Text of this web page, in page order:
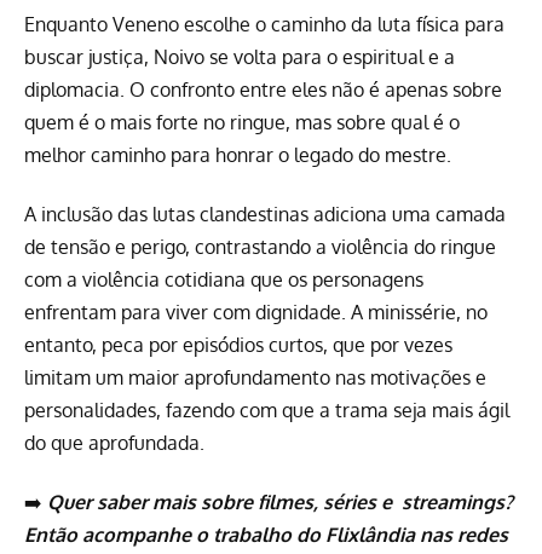
Enquanto Veneno escolhe o caminho da luta física para
buscar justiça, Noivo se volta para o espiritual e a
diplomacia. O confronto entre eles não é apenas sobre
quem é o mais forte no ringue, mas sobre qual é o
melhor caminho para honrar o legado do mestre.
A inclusão das lutas clandestinas adiciona uma camada
de tensão e perigo, contrastando a violência do ringue
com a violência cotidiana que os personagens
enfrentam para viver com dignidade. A minissérie, no
entanto, peca por episódios curtos, que por vezes
limitam um maior aprofundamento nas motivações e
personalidades, fazendo com que a trama seja mais ágil
do que aprofundada.
➡️ Quer saber mais sobre filmes, séries e streamings?
Então acompanhe o trabalho do Flixlândia nas redes